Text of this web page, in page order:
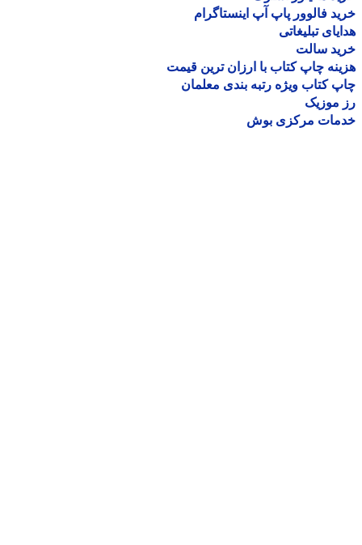
فالوور پاپ آپ اینستاگرام
تبلیغاتی
سالت
چاپ کتاب با ارزان ترین قیمت
کتاب ویژه رتبه بندی معلمان
موزیک
مرکزی بوش